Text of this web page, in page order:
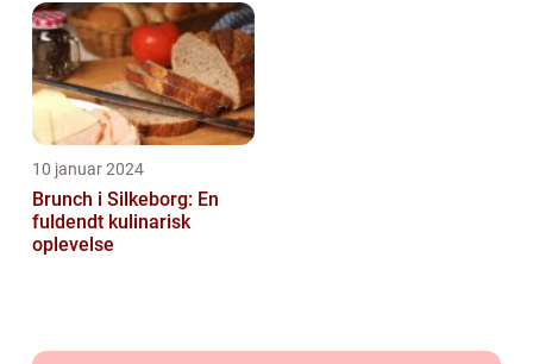
dem, der elsker at
forkæle...
10 januar 2024
Brunch i Silkeborg: En
fuldendt kulinarisk
oplevelse